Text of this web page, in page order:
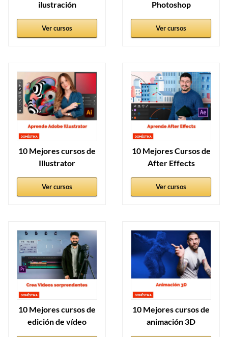
ilustración
Ver cursos
Photoshop
Ver cursos
10 Mejores cursos de
Illustrator
Ver cursos
10 Mejores Cursos de
After Effects
Ver cursos
10 Mejores cursos de
edición de vídeo
10 Mejores cursos de
animación 3D